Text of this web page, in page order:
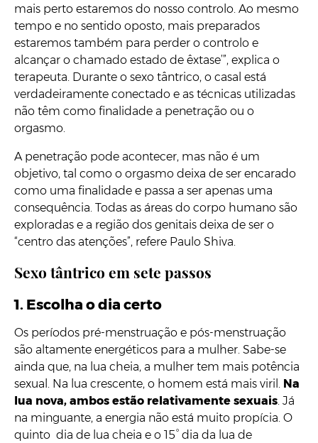
mais perto estaremos do nosso controlo. Ao mesmo
tempo e no sentido oposto, mais preparados
estaremos também para perder o controlo e
alcançar o chamado estado de êxtase’”, explica o
terapeuta. Durante o sexo tântrico, o casal está
verdadeiramente conectado e as técnicas utilizadas
não têm como finalidade a penetração ou o
orgasmo.
A penetração pode acontecer, mas não é um
objetivo, tal como o orgasmo deixa de ser encarado
como uma finalidade e passa a ser apenas uma
consequência. Todas as áreas do corpo humano são
exploradas e a região dos genitais deixa de ser o
“centro das atenções”, refere Paulo Shiva.
Sexo tântrico em sete passos
1. Escolha o dia certo
Os períodos pré-menstruação e pós-menstruação
são altamente energéticos para a mulher. Sabe-se
ainda que, na lua cheia, a mulher tem mais potência
sexual. Na lua crescente, o homem está mais viril. Na
lua nova, ambos estão relativamente sexuais. Já
na minguante, a energia não está muito propícia. O
quinto dia de lua cheia e o 15° dia da lua de